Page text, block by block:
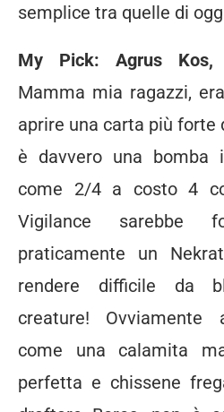
semplice tra quelle di
My Pick: Agrus
Mamma mia ragazzi,
aprire una carta più forte
è davvero una bomba
come 2/4 a costo 4
Vigilance sarebbe
praticamente un
rendere difficile da
creature!
come una calamita
perfetta e chissene